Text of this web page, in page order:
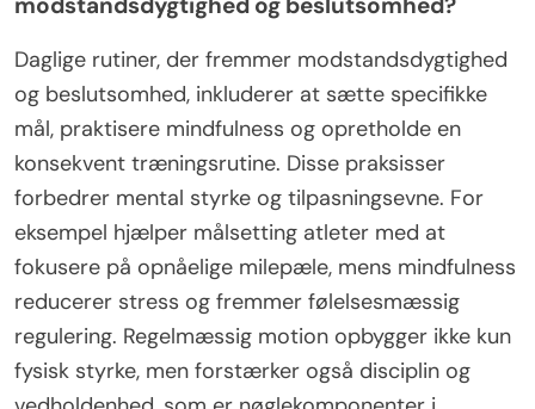
Daglige rutiner, der fremmer modstandsdygtighed
og beslutsomhed, inkluderer at sætte specifikke
mål, praktisere mindfulness og opretholde en
konsekvent træningsrutine. Disse praksisser
forbedrer mental styrke og tilpasningsevne. For
eksempel hjælper målsetting atleter med at
fokusere på opnåelige milepæle, mens mindfulness
reducerer stress og fremmer følelsesmæssig
regulering. Regelmæssig motion opbygger ikke kun
fysisk styrke, men forstærker også disciplin og